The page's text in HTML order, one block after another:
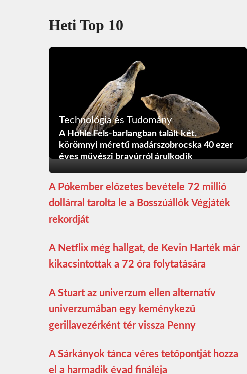
Heti Top 10
Technológia és Tudomány
A Hohle Fels-barlangban talált két,
körömnyi méretű madárszobrocska 40 ezer
éves művészi bravúrról árulkodik
A Pókember előzetes bevétele 72 millió
dollárral tarolta le a Bosszúállók Végjáték
rekordját
A Netflix még hallgat, de Kevin Harték már
kikacsintottak a 72 óra folytatására
A Stuart az univerzum ellen alternatív
univerzumában egy keménykezű
gerillavezérként tér vissza Penny
A Sárkányok tánca véres tetőpontját hozza
el a harmadik évad fináléja